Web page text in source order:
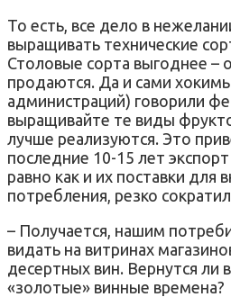
То есть, все дело в
выращивать технические
Столовые сорта выгоднее –
продаются. Да и сами
администраций) говорили
выращивайте те виды
лучше реализуются. Это
последние 10-15 лет
равно как и их поставки для
потребления, резко
– Получается, нашим
видать на витринах
десертных вин. Вернутся ли
«золотые» винные времена?